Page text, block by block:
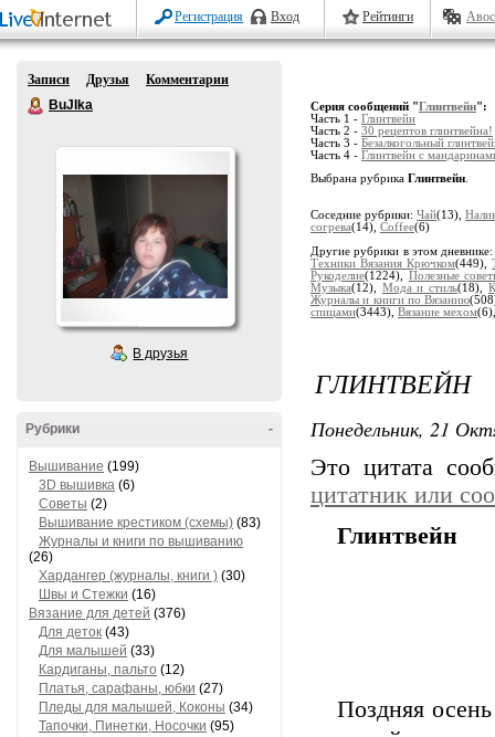
Регистрация Вход Рейтинги
Записи Друзья
Комментарии
BuJIka
В друзья
-
Рубрики
Вышивание (199)
3D вышивка (6)
Советы (2)
Вышивание крестиком (схемы) (83)
Журналы и книги по вышиванию
(26)
Хардангер (журналы, книги ) (30)
Швы и Стежки (16)
Вязание для детей (376)
Для деток (43)
Для малышей (33)
Кардиганы, пальто (12)
Платья, сарафаны, юбки (27)
Пледы для малышей, Коконы (34)
Тапочки, Пинетки, Носочки (95)
Серия сообщений "Глинтвейн":
Часть 1 - Глинтвейн
Часть 2 - 30 рецептов глинтвейна!
Часть 3 - Безалкогольный
Часть 4 - Глинтвейн с
Выбрана рубрика Глинтвейн
Соседние рубрики:Чай(13),
согрева(14), Coffee(6)
Другие рубрики в этом
Техники Вязания Крючком(449),
Рукоделие(1224), Полезные
Музыка(12), Мода и стиль(18),
Журналы и книги по Вязанию
спицами(3443), Вязание мехом
ГЛИНТВЕЙН
Понедельник, 21
Это цитата
цитатник или
Глинтвейн
Поздняя